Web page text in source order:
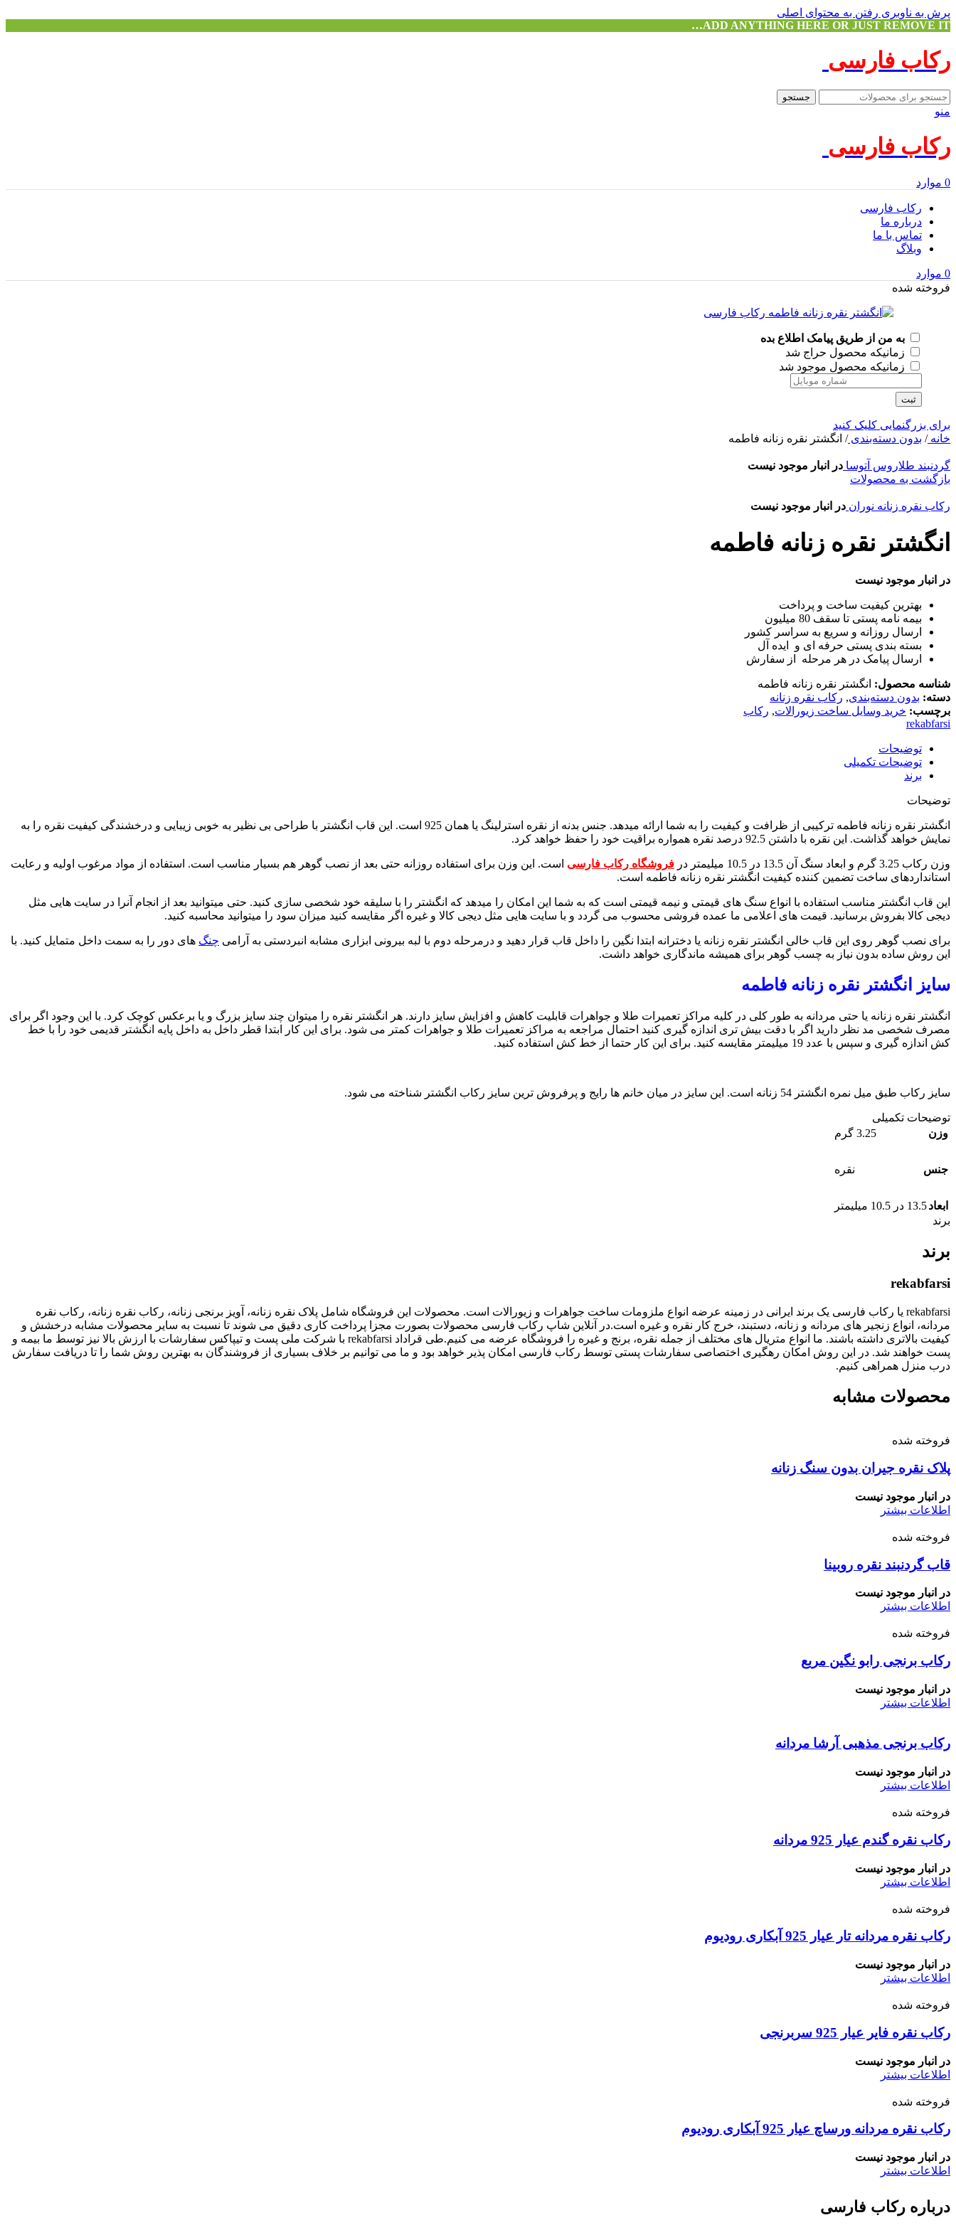
پرش به ناوبری رفتن به محتوای اصلی
ADD ANYTHING HERE OR JUST REMOVE IT…
رکاب فارسی
جستجو
منو
رکاب فارسی
0 موارد
رکاب فارسی
درباره ما
تماس با ما
وبلاگ
0 موارد
فروخته شده
به من از طریق پیامک اطلاع بده
زمانیکه محصول حراج شد
زمانیکه محصول موجود شد
ثبت
برای بزرگنمایی کلیک کنید
خانه/ بدون دسته‌بندی/ انگشتر نقره زنانه فاطمه
گردنبند طلاروس آتوسا در انبار موجود نیست
بازگشت به محصولات
رکاب نقره زنانه نوران در انبار موجود نیست
انگشتر نقره زنانه فاطمه
در انبار موجود نیست
بهترین کیفیت ساخت و پرداخت
بیمه نامه پستی تا سقف 80 میلیون
ارسال روزانه و سریع به سراسر کشور
بسته بندی پستی حرفه ای و ایده آل
ارسال پیامک در هر مرحله از سفارش
شناسه محصول: انگشتر نقره زنانه فاطمه
دسته: بدون دسته‌بندی, رکاب نقره زنانه
برچسب: خرید وسایل ساخت زیورالات, رکاب
rekabfarsi
توضیحات
توضیحات تکمیلی
برند
توضیحات
انگشتر نقره زنانه فاطمه ترکیبی از ظرافت و کیفیت را به شما ارائه میدهد. جنس بدنه از نقره استرلینگ یا همان 925 است. این قاب انگشتر با طراحی بی نظیر به خوبی زیبایی و درخشندگی کیفیت نقره را به
نمایش خواهد گذاشت. این نقره با داشتن 92.5 درصد نقره همواره براقیت خود را حفظ خواهد کرد.
وزن رکاب 3.25 گرم و ابعاد سنگ آن 13.5 در 10.5 میلیمتر در فروشگاه رکاب فارسی است. این وزن برای استفاده روزانه حتی بعد از نصب گوهر هم بسیار مناسب است. استفاده از مواد مرغوب اولیه و رعایت
استانداردهای ساخت تضمین کننده کیفیت انگشتر نقره زنانه فاطمه است.
این قاب انگشتر مناسب استفاده با انواع سنگ های قیمتی و نیمه قیمتی است که به شما این امکان را میدهد که انگشتر را با سلیقه خود شخصی سازی کنید. حتی میتوانید بعد از انجام آنرا در سایت هایی مثل
دیجی کالا بفروش برسانید. قیمت های اعلامی ما عمده فروشی محسوب می گردد و با سایت هایی مثل دیجی کالا و غیره اگر مقایسه کنید میزان سود را میتوانید محاسبه کنید.
برای نصب گوهر روی این قاب خالی انگشتر نقره زنانه یا دخترانه ابتدا نگین را داخل قاب قرار دهید و درمرحله دوم با لبه بیرونی ابزاری مشابه انبردستی به آرامی چنگ های دور را به سمت داخل متمایل کنید. با
این روش ساده بدون نیاز به چسب گوهر برای همیشه ماندگاری خواهد داشت.
سایز انگشتر نقره زنانه فاطمه
انگشتر نقره زنانه یا حتی مردانه به طور کلی در کلیه مراکز تعمیرات طلا و جواهرات قابلیت کاهش و افزایش سایز دارند. هر انگشتر نقره را میتوان چند سایز بزرگ و یا برعکس کوچک کرد. با این وجود اگر برای
مصرف شخصی مد نظر دارید اگر با دقت بیش تری اندازه گیری کنید احتمال مراجعه به مراکز تعمیرات طلا و جواهرات کمتر می شود. برای این کار ابتدا قطر داخل به داخل پایه انگشتر قدیمی خود را با خط
کش اندازه گیری و سپس با عدد 19 میلیمتر مقایسه کنید. برای این کار حتما از خط کش استفاده کنید.
سایز رکاب طبق میل نمره انگشتر 54 زنانه است. این سایز در میان خانم ها رایج و پرفروش ترین سایز رکاب انگشتر شناخته می شود.
توضیحات تکمیلی
وزن
3.25 گرم
جنس نقره
ابعاد13.5 در 10.5 میلیمتر
برند
برند
rekabfarsi
rekabfarsi یا رکاب فارسی یک برند ایرانی در زمینه عرضه انواع ملزومات ساخت جواهرات و زیورالات است. محصولات این فروشگاه شامل پلاک نقره زنانه، آویز برنجی زنانه، رکاب نقره زنانه، رکاب نقره
مردانه، انواع زنجیر های مردانه و زنانه، دستبند، خرج کار نقره و غیره است.در آنلاین شاپ رکاب فارسی محصولات بصورت مجزا پرداخت کاری دقیق می شوند تا نسبت به سایر محصولات مشابه درخشش و
کیفیت بالاتری داشته باشند. ما انواع متریال های مختلف از جمله نقره، برنج و غیره را فروشگاه عرضه می کنیم.طی قراداد rekabfarsi با شرکت ملی پست و تیپاکس سفارشات با ارزش بالا نیز توسط ما بیمه و
پست خواهند شد. در این روش امکان رهگیری اختصاصی سفارشات پستی توسط رکاب فارسی امکان پذیر خواهد بود و ما می توانیم بر خلاف بسیاری از فروشندگان به بهترین روش شما را تا دریافت سفارش
درب منزل همراهی کنیم.
محصولات مشابه
فروخته شده
پلاک نقره جیران بدون سنگ زنانه
در انبار موجود نیست
اطلاعات بیشتر
فروخته شده
قاب گردنبند نقره روبینا
در انبار موجود نیست
اطلاعات بیشتر
فروخته شده
رکاب برنجی رابو نگین مربع
در انبار موجود نیست
اطلاعات بیشتر
رکاب برنجی مذهبی آرشا مردانه
در انبار موجود نیست
اطلاعات بیشتر
فروخته شده
رکاب نقره گندم عیار 925 مردانه
در انبار موجود نیست
اطلاعات بیشتر
فروخته شده
رکاب نقره مردانه تار عیار 925 آبکاری رودیوم
در انبار موجود نیست
اطلاعات بیشتر
فروخته شده
رکاب نقره فایر عیار 925 سربرنجی
در انبار موجود نیست
اطلاعات بیشتر
فروخته شده
رکاب نقره مردانه ورساچ عیار 925 آبکاری رودیوم
در انبار موجود نیست
اطلاعات بیشتر
درباره رکاب فارسی